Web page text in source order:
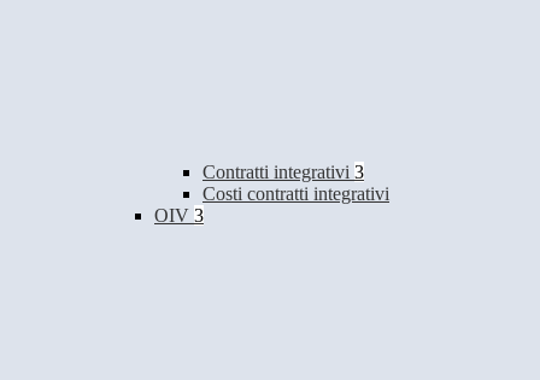
Contratti integrativi 3
Costi contratti integrativi
OIV 3